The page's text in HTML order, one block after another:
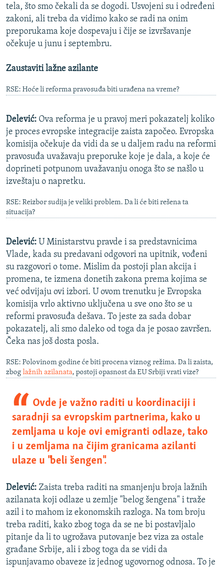
tela, što smo čekali da se dogodi. Usvojeni su i određeni
zakoni, ali treba da vidimo kako se radi na onim
preporukama koje dospevaju i čije se izvršavanje
očekuje u junu i septembru.
Zaustaviti lažne azilante
RSE: Hoće li reforma pravosuđa biti urađena na vreme?
Delević: Ova reforma je u pravoj meri pokazatelj koliko
je proces evropske integracije zaista započeo. Evropska
komisija očekuje da vidi da se u daljem radu na reformi
pravosuđa uvažavaju preporuke koje je dala, a koje će
doprineti potpunom uvažavanju onoga što se našlo u
izveštaju o napretku.
RSE: Reizbor sudija je veliki problem. Da li će biti rešena ta
situacija?
Delević: U Ministarstvu pravde i sa predstavnicima
Vlade, kada su predavani odgovori na upitnik, vođeni
su razgovori o tome. Mislim da postoji plan akcija i
promena, te izmena donetih zakona prema kojima se
već odvijaju ovi izbori. U ovom trenutku je Evropska
komisija vrlo aktivno uključena u sve ono što se u
reformi pravosuđa dešava. To jeste za sada dobar
pokazatelj, ali smo daleko od toga da je posao završen.
Čeka nas još dosta posla.
RSE: Polovinom godine će biti procena viznog režima. Da li zaista,
zbog lažnih azilanata, postoji opasnost da EU Srbiji vrati vize?
Ovde je važno raditi u koordinaciji i
saradnji sa evropskim partnerima, kako u
zemljama u koje ovi emigranti odlaze, tako
i u zemljama na čijim granicama azilanti
ulaze u "beli šengen".
Delević: Zaista treba raditi na smanjenju broja lažnih
azilanata koji odlaze u zemlje "belog šengena" i traže
azil i to mahom iz ekonomskih razloga. Na tom broju
treba raditi, kako zbog toga da se ne bi postavljalo
pitanje da li to ugrožava putovanje bez viza za ostale
građane Srbije, ali i zbog toga da se vidi da
ispunjavamo obaveze iz jednog ugovornog odnosa. To je